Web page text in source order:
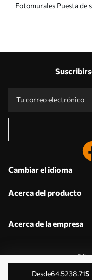
desde64.5238.71S
Fotomurales Puesta de
Cambiar el idioma
Acerca del producto
Acerca de la empresa
© 2011-2026